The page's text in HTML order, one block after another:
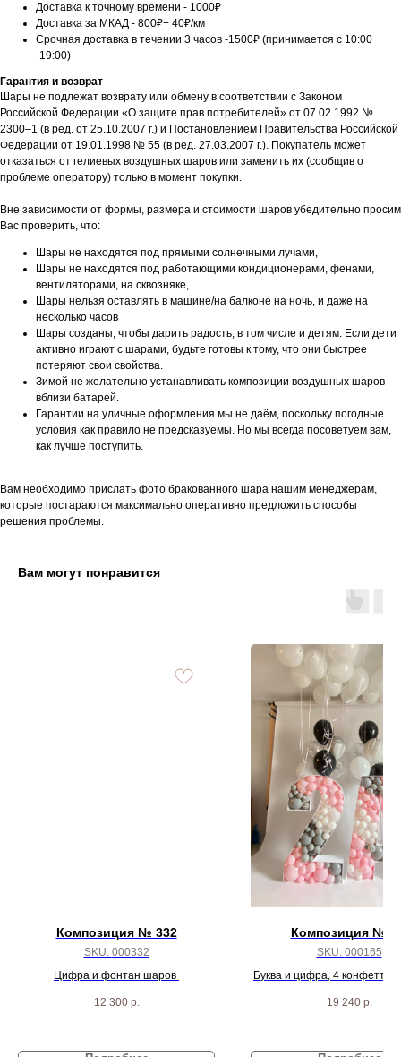
Доставка к точному времени - 1000₽
Доставка за МКАД - 800₽+ 40₽/км
Срочная доставка в течении 3 часов -1500₽ (принимается с 10:00
-19:00)
Гарантия и возврат
Шары не подлежат возврату или обмену в соответствии с Законом
Российской Федерации «О защите прав потребителей» от 07.02.1992 №
2300–1 (в ред. от 25.10.2007 г.) и Постановлением Правительства Российской
Федерации от 19.01.1998 № 55 (в ред. 27.03.2007 г.). Покупатель может
отказаться от гелиевых воздушных шаров или заменить их (сообщив о
проблеме оператору) только в момент покупки.
Вне зависимости от формы, размера и стоимости шаров убедительно просим
Вас проверить, что:
Шары не находятся под прямыми солнечными лучами,
Шары не находятся под работающими кондиционерами, фенами,
вентиляторами, на сквозняке,
Шары нельзя оставлять в машине/на балконе на ночь, и даже на
несколько часов
Шары созданы, чтобы дарить радость, в том числе и детям. Если дети
активно играют с шарами, будьте готовы к тому, что они быстрее
потеряют свои свойства.
Зимой не желательно устанавливать композиции воздушных шаров
вблизи батарей.
Гарантии на уличные оформления мы не даём, поскольку погодные
условия как правило не предсказуемы. Но мы всегда посоветуем вам,
как лучше поступить.
Вам необходимо прислать фото бракованного шара нашим менеджерам,
которые постараются максимально оперативно предложить способы
решения проблемы.
Вам могут понравится
Композиция № 332
SKU: 000332
Цифра и фонтан шаров
12 300 р.
Композиция
SKU: 000165
Буква и цифра, 4 конфетти,
19 240 р.